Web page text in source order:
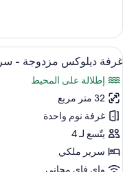
للمحيط
غرفة
ديلوكس
مزدوجة
سرير
ملكي
بمنظر
جزئي
للمحيط
استعراض
جميع
صور
غرفة
ديلوكس
مزدوجة
-
سرير
6
غرفة ديلوكس مزدوجة -
إطلالة على المحيط
32 متر مربع
غرفة نوم واحدة
يتّسع لـ 4
سرير ملكي
واي فاي مجاني